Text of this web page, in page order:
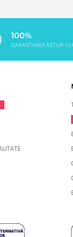
100%
GARANTAREA RETUR-